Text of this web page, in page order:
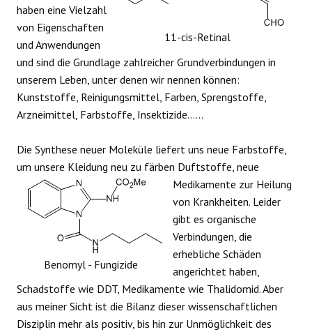
11-cis-Retinal
haben eine Vielzahl
von Eigenschaften
und Anwendungen
und sind die Grundlage zahlreicher Grundverbindungen in
unserem Leben, unter denen wir nennen können:
Kunststoffe, Reinigungsmittel, Farben, Sprengstoffe,
Arzneimittel, Farbstoffe, Insektizide......
Die Synthese neuer Moleküle liefert uns neue Farbstoffe,
um unsere Kleidung neu zu färben
Benomyl - Fungizide
Duftstoffe, neue
Medikamente zur Heilung
von Krankheiten. Leider
gibt es organische
Verbindungen, die
erhebliche Schäden
angerichtet haben,
Schadstoffe wie DDT, Medikamente wie Thalidomid. Aber
aus meiner Sicht ist die Bilanz dieser wissenschaftlichen
Disziplin mehr als positiv, bis hin zur Unmöglichkeit des